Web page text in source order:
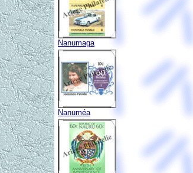
Nanumaga
Nanuméa